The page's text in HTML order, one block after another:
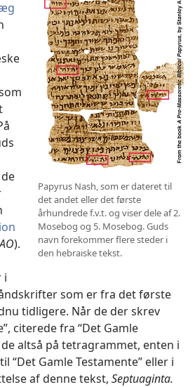
Papyrus Nash, som er dateret til
det andet eller det første
århundrede f.v.t. og viser dele af 2.
Mosebog og 5. Mosebog. Guds
navn forekommer flere steder i
den hebraiske tekst.
).
i
som er fra det første
tidligere. Når de der skrev
citerede fra “Det Gamle
altså på tetragrammet, enten i
“Det Gamle Testamente” eller i
af denne tekst, Septuaginta.